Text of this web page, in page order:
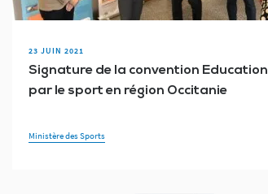
23 JUIN 2021
Signature de la convention Education
par le sport en région Occitanie
Ministère des Sports